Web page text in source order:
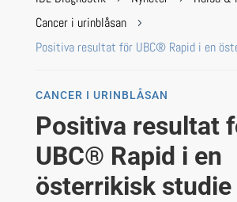
Cancer i urinblåsan 5
Positiva resultat för UBC® Rapid i en
CANCER I URINBLÅSAN
Positiva resultat
UBC® Rapid i en
österrikisk studie